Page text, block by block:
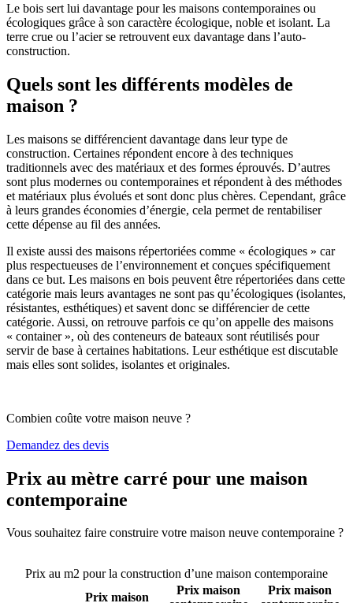
Le bois sert lui davantage pour les maisons contemporaines ou
écologiques grâce à son caractère écologique, noble et isolant. La
terre crue ou l’acier se retrouvent eux davantage dans l’auto-
construction.
Quels sont les différents modèles de
maison ?
Les maisons se différencient davantage dans leur type de
construction. Certaines répondent encore à des techniques
traditionnels avec des matériaux et des formes éprouvés. D’autres
sont plus modernes ou contemporaines et répondent à des méthodes
et matériaux plus évolués et sont donc plus chères. Cependant, grâce
à leurs grandes économies d’énergie, cela permet de rentabiliser
cette dépense au fil des années.
Il existe aussi des maisons répertoriées comme « écologiques » car
plus respectueuses de l’environnement et conçues spécifiquement
dans ce but. Les maisons en bois peuvent être répertoriées dans cette
catégorie mais leurs avantages ne sont pas qu’écologiques (isolantes,
résistantes, esthétiques) et savent donc se différencier de cette
catégorie. Aussi, on retrouve parfois ce qu’on appelle des maisons
« container », où des conteneurs de bateaux sont réutilisés pour
servir de base à certaines habitations. Leur esthétique est discutable
mais elles sont solides, isolantes et originales.
Combien coûte votre maison neuve ?
Demandez des devis
Prix au mètre carré pour une maison
contemporaine
Vous souhaitez faire construire votre maison neuve contemporaine ?
Prix au m2 pour la construction d’une maison contemporaine
Prix maison
Prix maison
Prix maison